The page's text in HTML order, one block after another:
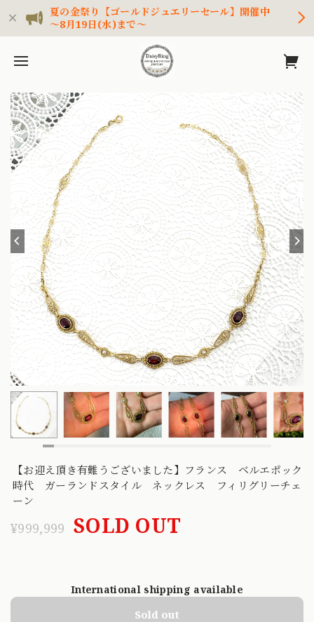
夏の金祭り【ゴールドジュエリーセール】開催中
～8月19日(水)まで～
【お迎え頂き有難うございました】フランス ベルエポック
時代 ガーランドスタイル ネックレス フィリグリーチェ
ーン
¥999,999 SOLD OUT
International shipping available
Sold out